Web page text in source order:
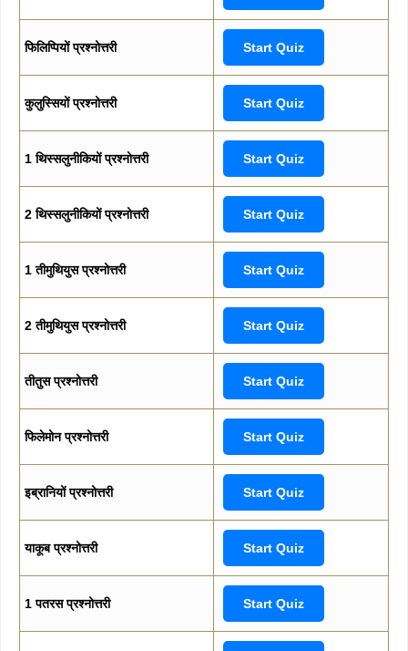
फिलिप्पियों प्रश्नोत्तरी Start Quiz
कुलुस्सियों प्रश्नोत्तरी Start Quiz
1 थिस्सलुनीकियों प्रश्नोत्तरी Start Quiz
2 थिस्सलुनीकियों प्रश्नोत्तरी Start Quiz
1 तीमुथियुस प्रश्नोत्तरी Start Quiz
2 तीमुथियुस प्रश्नोत्तरी Start Quiz
तीतुस प्रश्नोत्तरी Start Quiz
फिलेमोन प्रश्नोत्तरी Start Quiz
इब्रानियों प्रश्नोत्तरी Start Quiz
याकूब प्रश्नोत्तरी Start Quiz
1 पतरस प्रश्नोत्तरी Start Quiz